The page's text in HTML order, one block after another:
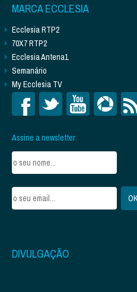
MARCA ECCLESIA
Ecclesia RTP2
70X7 RTP2
Ecclesia Antena1
Semanário
My Ecclesia TV
Assine a newsletter
DIVULGAÇÃO